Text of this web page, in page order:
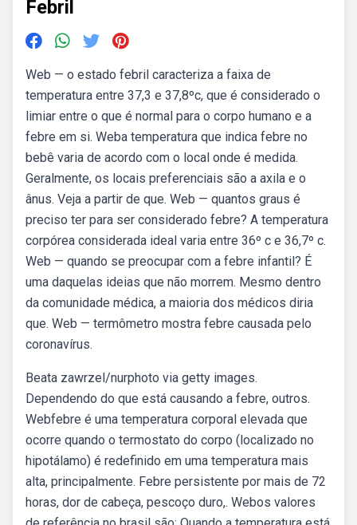
Febril
Web — o estado febril caracteriza a faixa de
temperatura entre 37,3 e 37,8ºc, que é considerado o
limiar entre o que é normal para o corpo humano e a
febre em si. Weba temperatura que indica febre no
bebê varia de acordo com o local onde é medida.
Geralmente, os locais preferenciais são a axila e o
ânus. Veja a partir de que. Web — quantos graus é
preciso ter para ser considerado febre? A temperatura
corpórea considerada ideal varia entre 36º c e 36,7º c.
Web — quando se preocupar com a febre infantil? É
uma daquelas ideias que não morrem. Mesmo dentro
da comunidade médica, a maioria dos médicos diria
que. Web — termômetro mostra febre causada pelo
coronavírus.
Beata zawrzel/nurphoto via getty images.
Dependendo do que está causando a febre, outros.
Webfebre é uma temperatura corporal elevada que
ocorre quando o termostato do corpo (localizado no
hipotálamo) é redefinido em uma temperatura mais
alta, principalmente. Febre persistente por mais de 72
horas, dor de cabeça, pescoço duro,. Webos valores